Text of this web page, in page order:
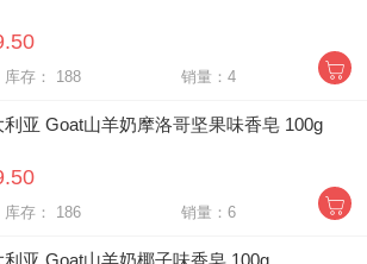
库存： 188 销量：4
利亚 Goat山羊奶摩洛哥坚果味香皂 100g
库存： 186 销量：6
利亚 Goat山羊奶椰子味香皂 100g